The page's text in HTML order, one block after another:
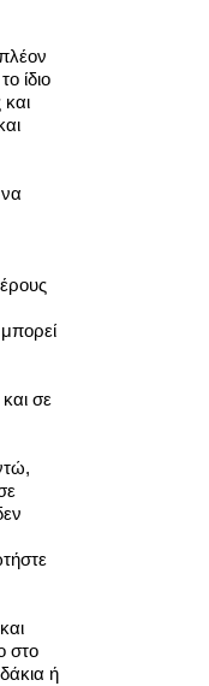
ίδιο
σε
στο
ή